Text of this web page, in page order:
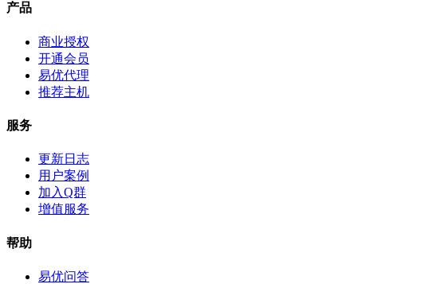
产品
商业授权
开通会员
易优代理
推荐主机
服务
更新日志
用户案例
加入Q群
增值服务
帮助
易优问答